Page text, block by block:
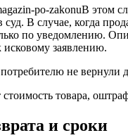
В этом
суд. В случае, когда
по уведомлению.
исковому заявлению.
не вернули
товара,
и сроки